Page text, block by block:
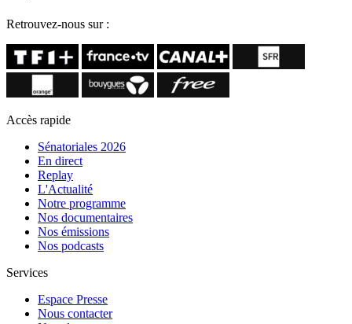
Retrouvez-nous sur :
Accès rapide
Sénatoriales 2026
En direct
Replay
L'Actualité
Notre programme
Nos documentaires
Nos émissions
Nos podcasts
Services
Espace Presse
Nous contacter